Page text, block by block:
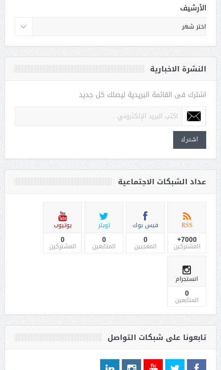
الأرشيف
النشرة الاخبارية
اشترك فى القائمة البريدية ليصلك كل جديد
اشترك
عداد الشبكات الاجتماعية
RSS
7000+
المشتركين
فيس بوك
0
المعجبين
تويتر
0
المتابعين
يوتيوب
0
المشتركين
انستجرام
0
المتابعين
تابعونا على شبكات التواصل